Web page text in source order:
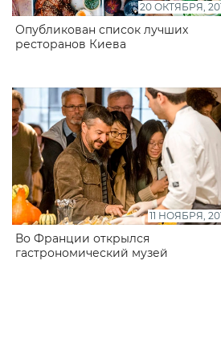
20 ОКТЯБРЯ,
Опубликован список лучших
ресторанов Киева
11 НОЯБРЯ,
Во Франции открылся
гастрономический музей